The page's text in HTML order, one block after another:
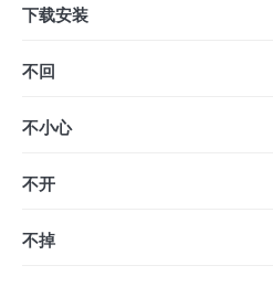
下载安装
不回
不小心
不开
不掉